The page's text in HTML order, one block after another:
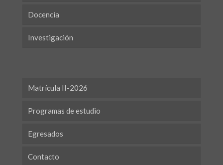
Docencia
Investigación
Matrícula II-2026
Programas de estudio
Egresados
Contacto